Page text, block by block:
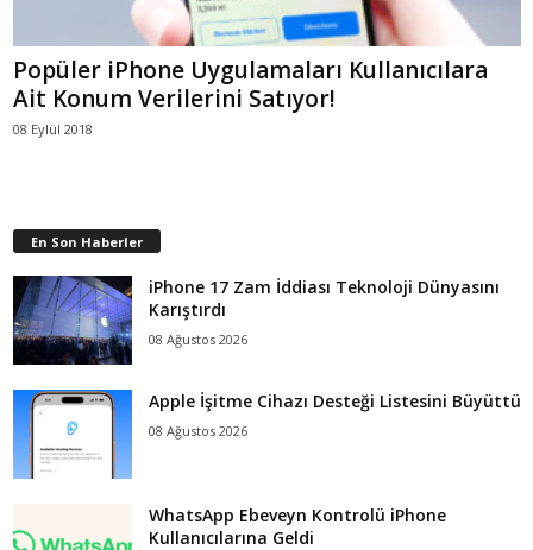
Popüler iPhone Uygulamaları Kullanıcılara
Ait Konum Verilerini Satıyor!
08 Eylül 2018
En Son Haberler
iPhone 17 Zam İddiası Teknoloji Dünyasını
Karıştırdı
08 Ağustos 2026
Apple İşitme Cihazı Desteği Listesini Büyüttü
08 Ağustos 2026
WhatsApp Ebeveyn Kontrolü iPhone
Kullanıcılarına Geldi